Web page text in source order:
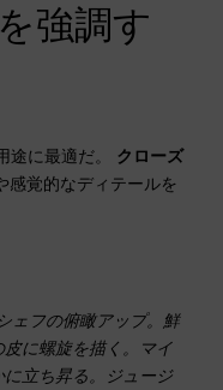
強調す
途に最適だ。 クローズ
感覚的なディテールを
ェフの俯瞰アップ。鮮
に螺旋を描く。マイ
立ち昇る。ジュージ